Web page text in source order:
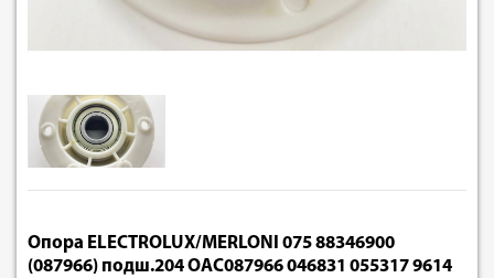
Опора ELECTROLUX/MERLONI 075 88346900
(087966) подш.204 OAC087966 046831 055317 9614